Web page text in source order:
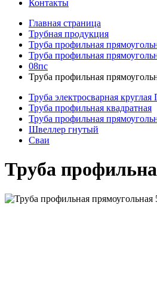
Контакты
Главная страница
Трубная продукция
Труба профильная
Труба профильная
08пс
Труба профильная
Труба электросварная
Труба профильная квадратная
Труба профильная
Швеллер гнутый
Сваи
Труба